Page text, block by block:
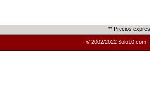
** Precios
© 2002/2022 Solo10.com